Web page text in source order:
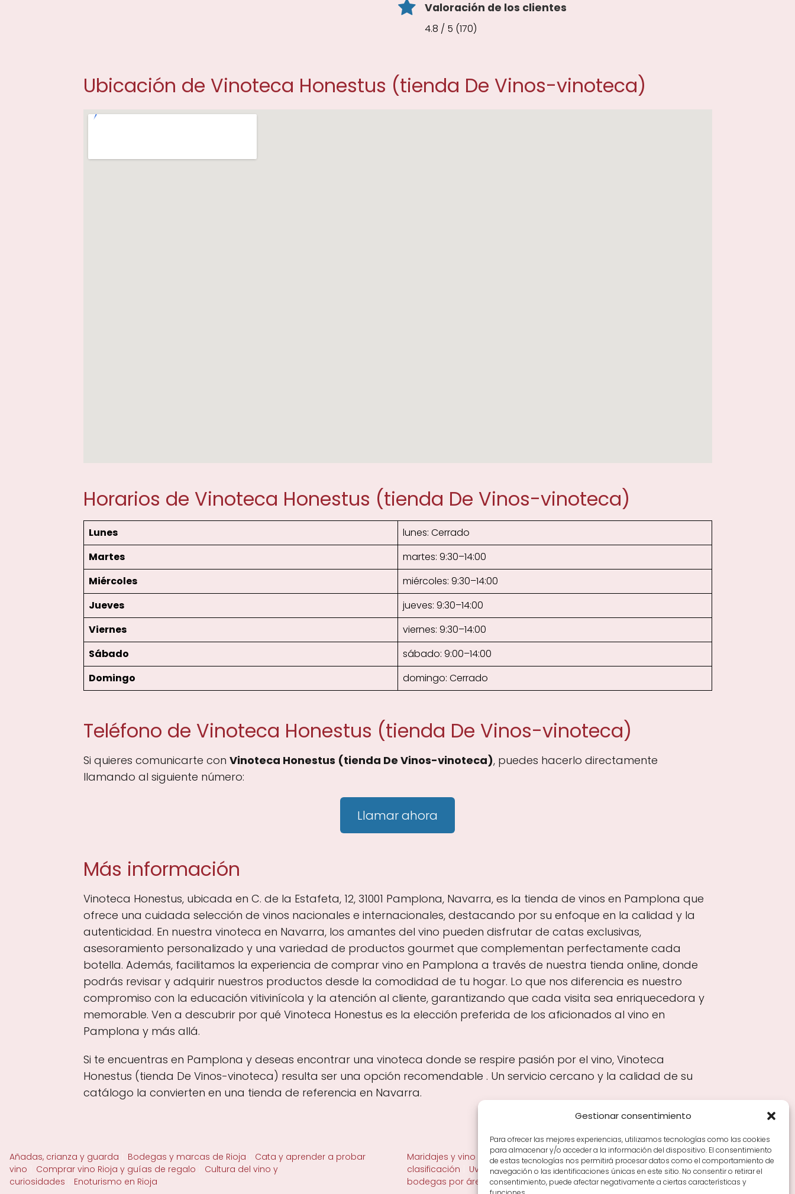
Gestionar consentimiento
Para ofrecer las mejores experiencias, utilizamos tecnologías como las cookies
para almacenar y/o acceder a la información del dispositivo. El consentimiento
de estas tecnologías nos permitirá procesar datos como el comportamiento de
navegación o las identificaciones únicas en este sitio. No consentir o retirar el
consentimiento, puede afectar negativamente a ciertas características y
Valoración de los clientes
4.8 / 5 (170)
Ubicación de Vinoteca Honestus (tienda De Vinos-vinoteca)
Horarios de Vinoteca Honestus (tienda De Vinos-vinoteca)
Lunes
lunes: Cerrado
Martes
martes: 9:30–14:00
Miércoles
miércoles: 9:30–14:00
Jueves
jueves: 9:30–14:00
Viernes
viernes: 9:30–14:00
Sábado
sábado: 9:00–14:00
Domingo
domingo: Cerrado
Teléfono de Vinoteca Honestus (tienda De Vinos-vinoteca)
Si quieres comunicarte con Vinoteca Honestus (tienda De Vinos-vinoteca), puedes hacerlo directamente
llamando al siguiente número:
Llamar ahora
Más información
Vinoteca Honestus, ubicada en C. de la Estafeta, 12, 31001 Pamplona, Navarra, es la tienda de vinos en Pamplona que
ofrece una cuidada selección de vinos nacionales e internacionales, destacando por su enfoque en la calidad y la
autenticidad. En nuestra vinoteca en Navarra, los amantes del vino pueden disfrutar de catas exclusivas,
asesoramiento personalizado y una variedad de productos gourmet que complementan perfectamente cada
botella. Además, facilitamos la experiencia de comprar vino en Pamplona a través de nuestra tienda online, donde
podrás revisar y adquirir nuestros productos desde la comodidad de tu hogar. Lo que nos diferencia es nuestro
compromiso con la educación vitivinícola y la atención al cliente, garantizando que cada visita sea enriquecedora y
memorable. Ven a descubrir por qué Vinoteca Honestus es la elección preferida de los aficionados al vino en
Pamplona y más allá.
Si te encuentras en Pamplona y deseas encontrar una vinoteca donde se respire pasión por el vino, Vinoteca
Honestus (tienda De Vinos-vinoteca) resulta ser una opción recomendable . Un servicio cercano y la calidad de su
catálogo la convierten en una tienda de referencia en Navarra.
Añadas, crianza y guarda Bodegas y marcas de Rioja
Cata y aprender a probar
vino
Comprar vino Rioja y guías de regalo
Cultura del vino y
curiosidades
Enoturismo en Rioja
Maridajes y vino en la mesa Tiendas de vino por ciudades
Tipos de Rioja y
clasificación
Uvas y viñedo en Rioja Vino Rioja para empezar
Zonas de Rioja y
bodegas por área